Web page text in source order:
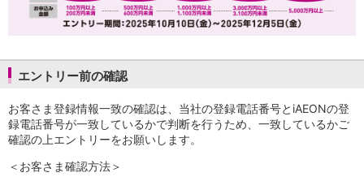
まいクラウドファンディング
ローン
新規お借入れの方
お借換えの方
リ・バース60
カードローン
目的別ローン
目的別ローンマイページ
エントリー前の確認
お客さま登録情報一致の確認は、当社の登録電話番号とiAEONの登
録電話番号が一致しているかで判断を行うため、一致しているかご
確認の上エントリーをお願いします。
＜お客さま確認方法＞